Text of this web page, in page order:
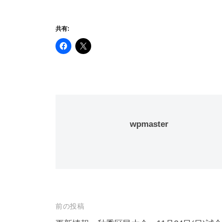
共有:
wpmaster
投
前の投稿